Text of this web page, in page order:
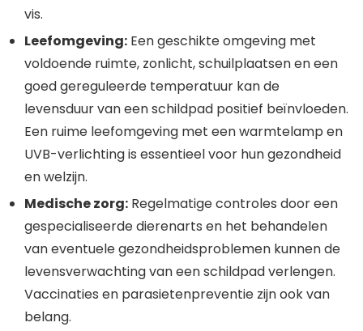
vis.
Leefomgeving: Een geschikte omgeving met
voldoende ruimte, zonlicht, schuilplaatsen en een
goed gereguleerde temperatuur kan de
levensduur van een schildpad positief beïnvloeden.
Een ruime leefomgeving met een warmtelamp en
UVB-verlichting is essentieel voor hun gezondheid
en welzijn.
Medische zorg: Regelmatige controles door een
gespecialiseerde dierenarts en het behandelen
van eventuele gezondheidsproblemen kunnen de
levensverwachting van een schildpad verlengen.
Vaccinaties en parasietenpreventie zijn ook van
belang.